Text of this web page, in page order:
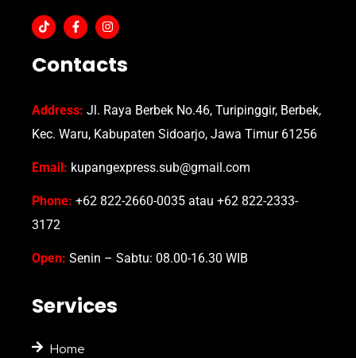
Contacts
Address: Jl. Raya Berbek No.46, Turipinggir, Berbek,
Kec. Waru, Kabupaten Sidoarjo, Jawa Timur 61256
Email: kupangexpress.sub@gmail.com
Phone: +62 822-2660-0035 atau +62 822-2333-
3172
Open: Senin – Sabtu: 08.00-16.30 WIB
Services
Home